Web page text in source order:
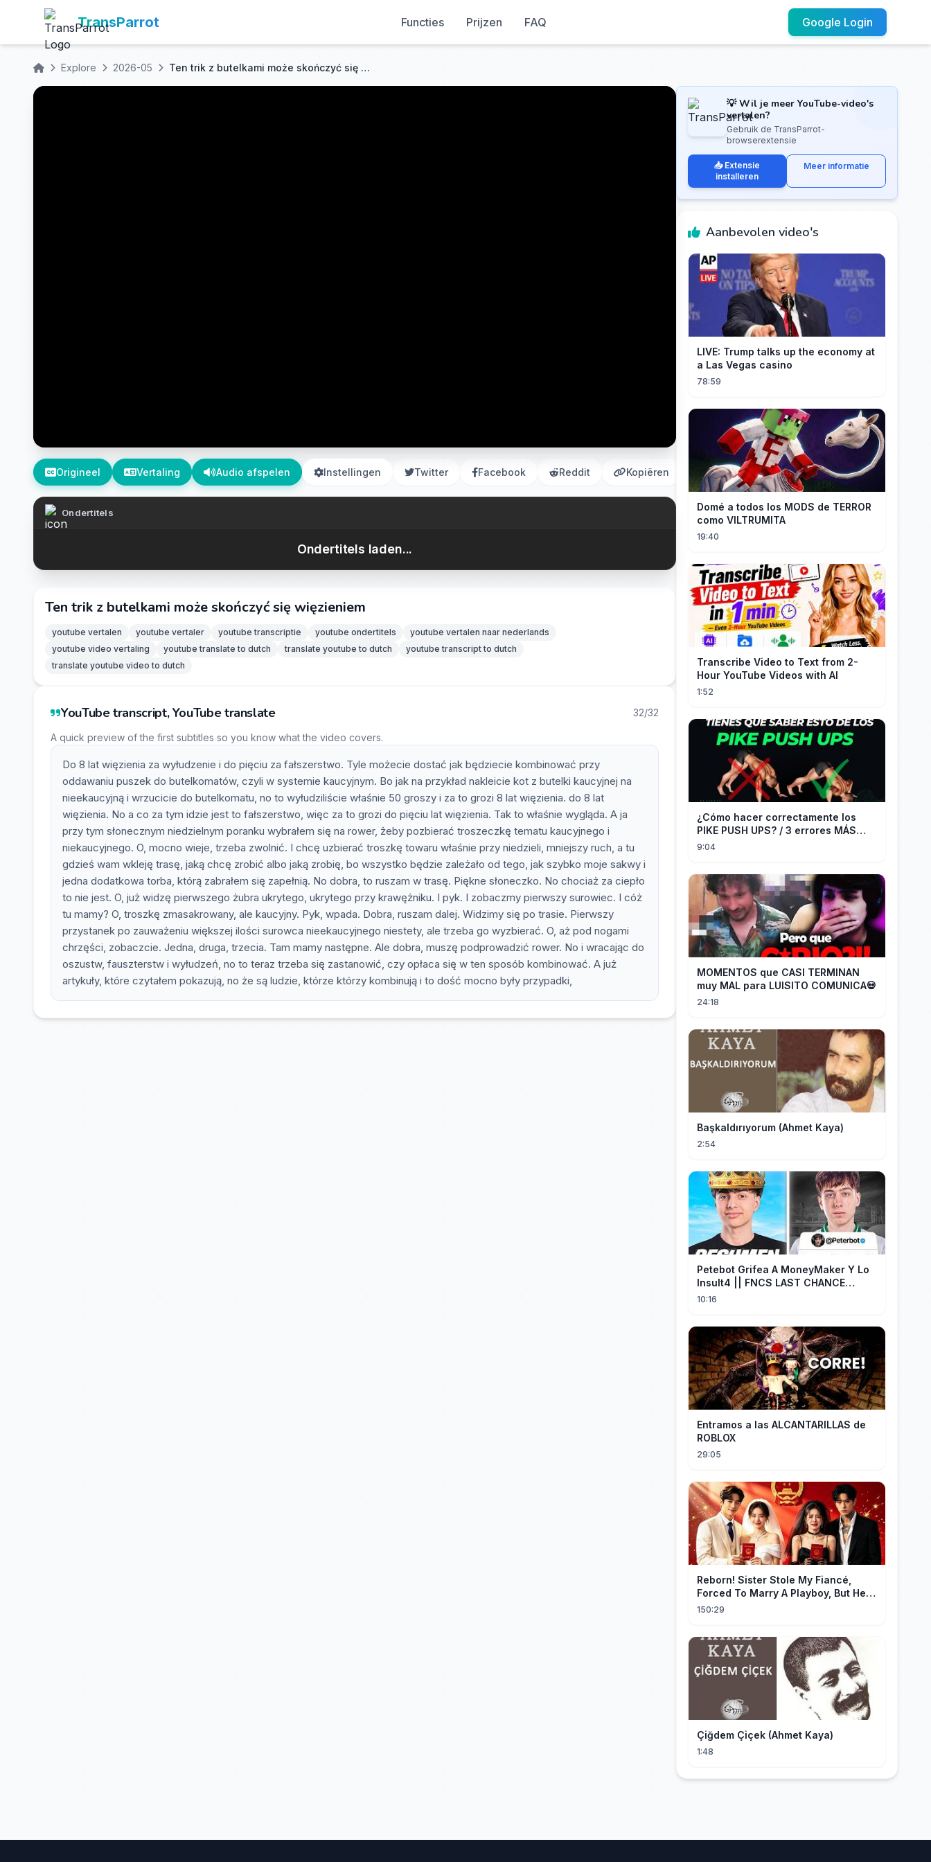
TransParrot Functies Prijzen FAQ Google Login
Explore 2026-05 Ten trik z butelkami może skończyć się więzieniem
Origineel Vertaling Audio afspelen Instellingen Twitter Facebook Reddit Kopiëren
Ondertitels
Ondertitels laden...
Ten trik z butelkami może skończyć się więzieniem
youtube vertalen youtube vertaler youtube transcriptie youtube ondertitels
youtube vertalen naar nederlands
youtube video vertaling
youtube translate to dutch translate youtube to dutch
youtube transcript to dutch
translate youtube video to dutch
YouTube transcript, YouTube translate 32/32
A quick preview of the first subtitles so you know what the video covers.
Do 8 lat więzienia za wyłudzenie i do pięciu za fałszerstwo. Tyle możecie dostać jak będziecie kombinować przy
oddawaniu puszek do butelkomatów, czyli w systemie kaucyjnym. Bo jak na przykład nakleicie kot z butelki kaucyjnej na
nieekaucyjną i wrzucicie do butelkomatu, no to wyłudziliście właśnie 50 groszy i za to grozi 8 lat więzienia. do 8 lat
więzienia. No a co za tym idzie jest to fałszerstwo, więc za to grozi do pięciu lat więzienia. Tak to właśnie wygląda. A ja
przy tym słonecznym niedzielnym poranku wybrałem się na rower, żeby pozbierać troszeczkę tematu kaucyjnego i
niekaucyjnego. O, mocno wieje, trzeba zwolnić. I chcę uzbierać troszkę towaru właśnie przy niedzieli, mniejszy ruch, a tu
gdzieś wam wkleję trasę, jaką chcę zrobić albo jaką zrobię, bo wszystko będzie zależało od tego, jak szybko moje sakwy i
jedna dodatkowa torba, którą zabrałem się zapełnią. No dobra, to ruszam w trasę. Piękne słoneczko. No chociaż za ciepło
to nie jest. O, już widzę pierwszego żubra ukrytego, ukrytego przy krawężniku. I pyk. I zobaczmy pierwszy surowiec. I cóż
tu mamy? O, troszkę zmasakrowany, ale kaucyjny. Pyk, wpada. Dobra, ruszam dalej. Widzimy się po trasie. Pierwszy
przystanek po zauważeniu większej ilości surowca nieekaucyjnego niestety, ale trzeba go wyzbierać. O, aż pod nogami
chrzęści, zobaczcie. Jedna, druga, trzecia. Tam mamy następne. Ale dobra, muszę podprowadzić rower. No i wracając do
oszustw, fauszterstw i wyłudzeń, no to teraz trzeba się zastanowić, czy opłaca się w ten sposób kombinować. A już
artykuły, które czytałem pokazują, no że są ludzie, którze którzy kombinują i to dość mocno były przypadki,
💡 Wil je meer YouTube-video's
vertalen?
Gebruik de TransParrot-
browserextensie
📥 Extensie
installeren
Meer informatie
Aanbevolen video's
LIVE: Trump talks up the economy at
a Las Vegas casino
78:59
Domé a todos los MODS de TERROR
como VILTRUMITA
19:40
Transcribe Video to Text from 2-
Hour YouTube Videos with AI
1:52
¿Cómo hacer correctamente los
PIKE PUSH UPS? / 3 errores MÁS
9:04
MOMENTOS que CASI TERMINAN
muy MAL para LUISITO COMUNICA💀
24:18
Başkaldırıyorum (Ahmet Kaya)
2:54
Petebot Grifea A MoneyMaker Y Lo
Insult4 || FNCS LAST CHANCE
Resumen
10:16
Entramos a las ALCANTARILLAS de
ROBLOX
29:05
Reborn! Sister Stole My Fiancé,
Forced To Marry A Playboy, But He
Doted On Me Like A Princess!
150:29
Çiğdem Çiçek (Ahmet Kaya)
1:48